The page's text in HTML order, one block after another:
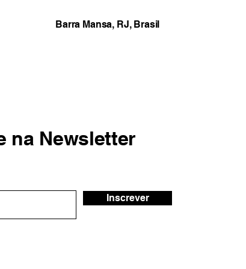
Barra Mansa, RJ, Brasil
na Newsletter
Inscrever